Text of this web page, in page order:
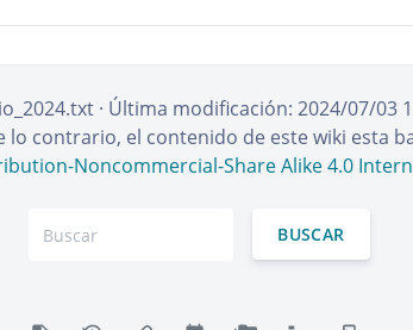
· Última modificación: 2024/07/03
lo contrario, el contenido de este wiki esta
Noncommercial-Share Alike 4.0
BUSCAR